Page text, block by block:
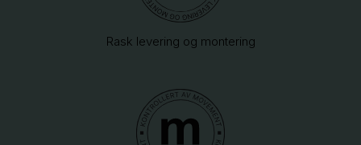
Rask levering og montering